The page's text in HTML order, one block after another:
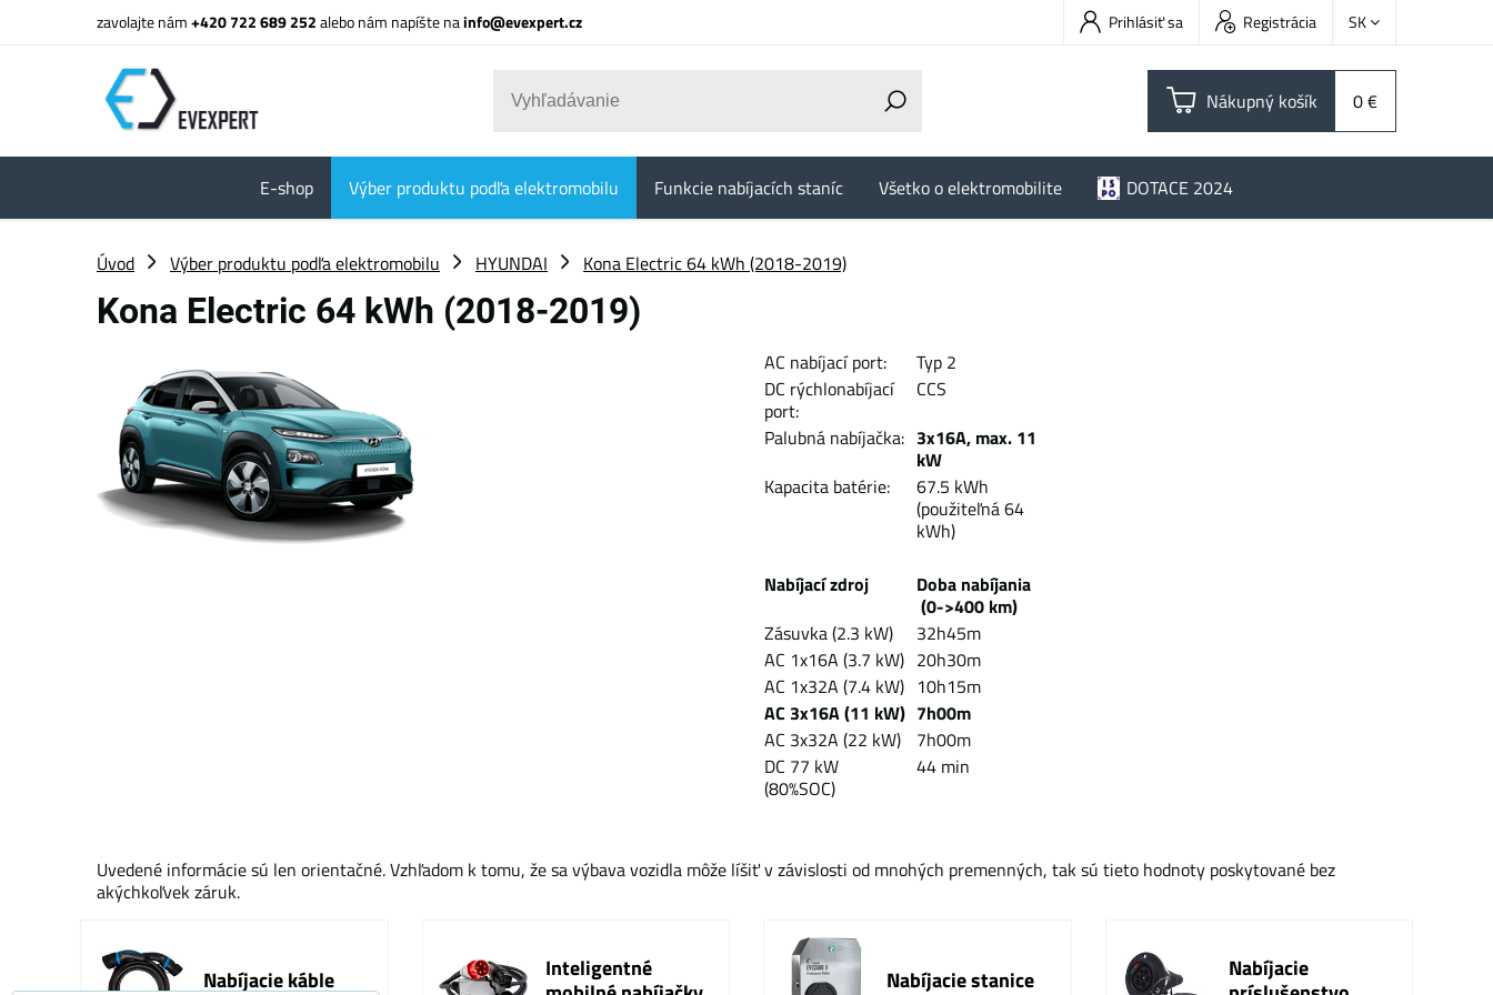
zavolajte nám+420 722 689 252alebo nám napíšte nainfo@evexpert.cz Prihlásiť sa Registrácia SK
Nákupný košík 0 €
E-shop Výber produktu podľa elektromobilu Funkcie nabíjacích staníc Všetko o elektromobilite DOTACE 2024
Úvod Výber produktu podľa elektromobilu HYUNDAI Kona Electric 64 kWh (2018-2019)
Kona Electric 64 kWh (2018-2019)
AC nabíjací port:
Typ 2
DC rýchlonabíjací
port:
CCS
Palubná nabíjačka: 3x16A, max. 11
kW
Kapacita batérie:
67.5 kWh
(použiteľná 64
kWh)
Nabíjací zdroj
Doba nabíjania
(0->400 km)
Zásuvka (2.3 kW)
32h45m
AC 1x16A (3.7 kW) 20h30m
AC 1x32A (7.4 kW) 10h15m
AC 3x16A (11 kW) 7h00m
AC 3x32A (22 kW)
7h00m
DC 77 kW
(80%SOC)
44 min
Uvedené informácie sú len orientačné. Vzhľadom k tomu, že sa výbava vozidla môže líšiť v závislosti od mnohých premenných, tak sú tieto hodnoty poskytované bez
akýchkoľvek záruk.
Nabíjacie káble
Inteligentné
Nabíjacie stanice
Nabíjacie